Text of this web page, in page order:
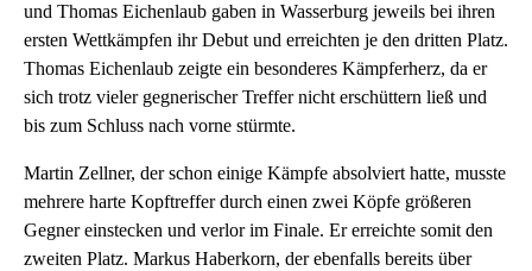
und Thomas Eichenlaub gaben in Wasserburg jeweils bei ihren
ersten Wettkämpfen ihr Debut und erreichten je den dritten Platz.
Thomas Eichenlaub zeigte ein besonderes Kämpferherz, da er
sich trotz vieler gegnerischer Treffer nicht erschüttern ließ und
bis zum Schluss nach vorne stürmte.
Martin Zellner, der schon einige Kämpfe absolviert hatte, musste
mehrere harte Kopftreffer durch einen zwei Köpfe größeren
Gegner einstecken und verlor im Finale. Er erreichte somit den
zweiten Platz. Markus Haberkorn, der ebenfalls bereits über